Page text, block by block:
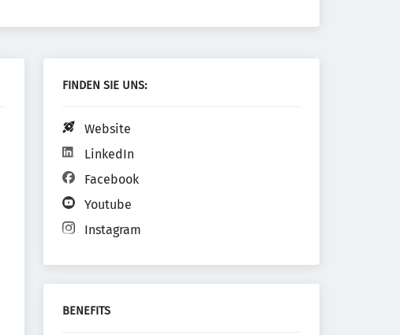
FINDEN SIE UNS:
Website
LinkedIn
Facebook
Youtube
Instagram
BENEFITS